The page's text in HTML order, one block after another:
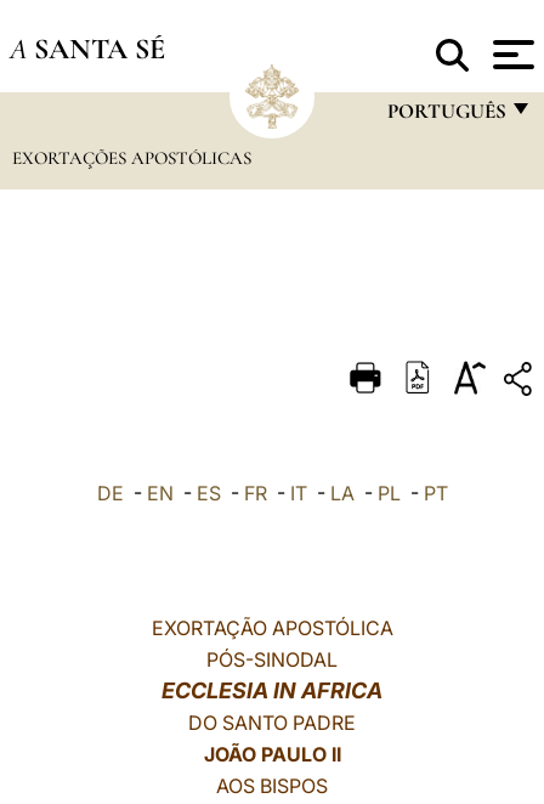
A SANTA SÉ
PORTUGUÊS
DEUTSCH
العربيّة
EXORTAÇÕES APOSTÓLICAS
DE - EN - ES- FR- IT- LA- PL- PT
EXORTAÇÃO APOSTÓLICA
PÓS-SINODAL
ECCLESIA IN AFRICA
DO SANTO PADRE
JOÃO PAULO II
AOS BISPOS